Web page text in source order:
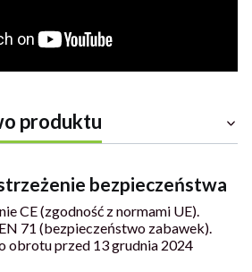
produktu
bezpieczeństwa
CE (zgodność z normami UE).
71 (bezpieczeństwo zabawek).
obrotu przed 13 grudnia 2024